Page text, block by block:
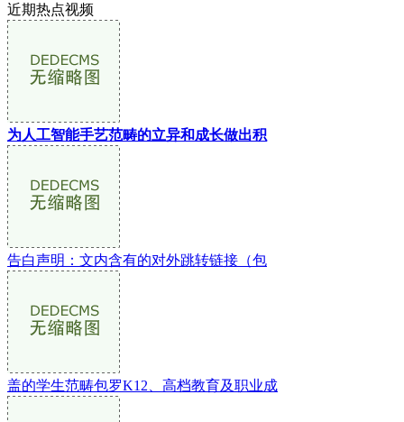
近期热点视频
为人工智能手艺范畴的立异和成长做出积
告白声明：文内含有的对外跳转链接（包
盖的学生范畴包罗K12、高档教育及职业成